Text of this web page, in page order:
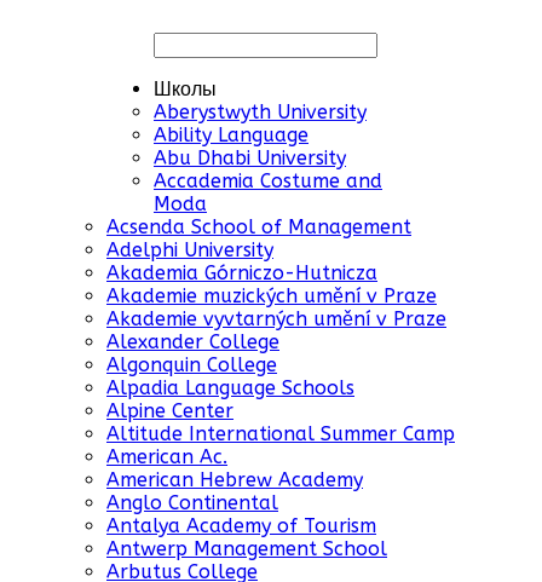
Школы
Aberystwyth University
Ability Language
Abu Dhabi University
Accademia Costume and
Moda
Acsenda School of Management
Adelphi University
Akademia Górniczo-Hutnicza
Akademie muzických umění v Praze
Akademie vyvtarných umění v Praze
Alexander College
Algonquin College
Alpadia Language Schools
Alpine Center
Altitude International Summer Camp
American Ac.
American Hebrew Academy
Anglo Continental
Antalya Academy of Tourism
Antwerp Management School
Arbutus College